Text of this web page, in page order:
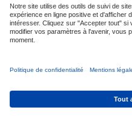
Politique de Cookies
Privacy Notice